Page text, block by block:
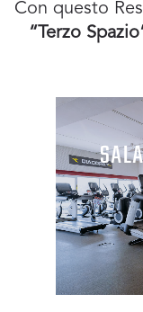
Con questo
“Terzo